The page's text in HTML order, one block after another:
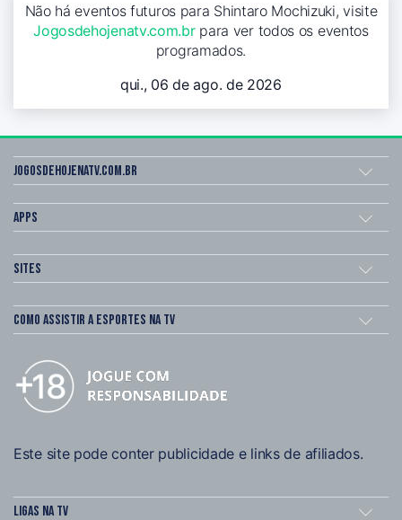
Não há eventos futuros para Shintaro Mochizuki, visite
Jogosdehojenatv.com.brpara ver todos os eventos
programados.
qui., 06 de ago. de 2026
Jogosdehojenatv.com.br
Apps
Sites
Como assistir a esportes na TV
Este site pode conter publicidade e links de afiliados.
Ligas na TV